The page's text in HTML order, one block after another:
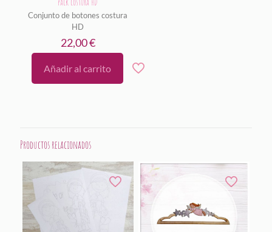
Conjunto de botones costura
HD
22,00€
Añadir al carrito
Productos relacionados